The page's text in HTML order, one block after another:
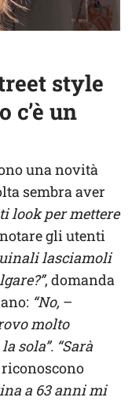
style
c’è un
una novità
sembra aver
look per mettere
gli utenti
lasciamoli
, domanda
“No, –
molto
sola”. “Sarà
a 63 anni mi